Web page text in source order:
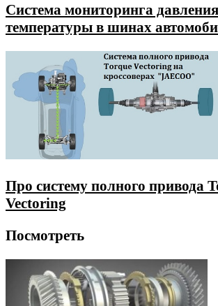
Система мониторинга
температуры в шинах
Про систему полного привода
Vectoring
Посмотреть